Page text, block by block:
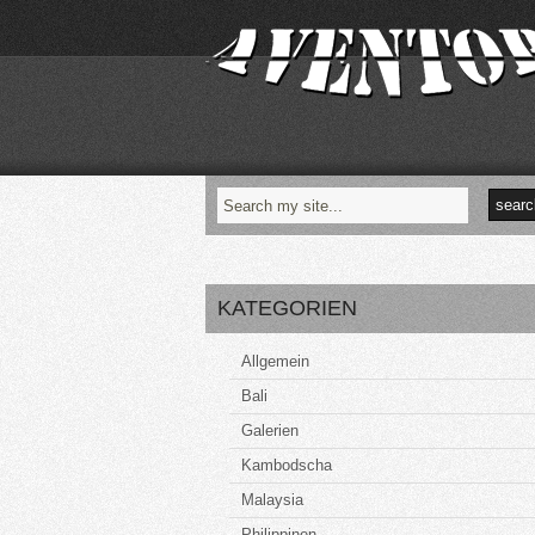
KATEGORIEN
Allgemein
Bali
Galerien
Kambodscha
Malaysia